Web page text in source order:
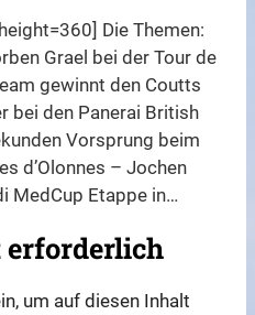
Die Themen:
Grael bei der Tour de
gewinnt den Coutts
bei den Panerai British
Vorsprung beim
d’Olonnes – Jochen
MedCup Etappe in…
um auf diesen Inhalt